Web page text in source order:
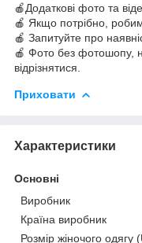
🍎Додаткові фото та
🍎 Якщо потрібно,
🍎 Запитуйте про
🍎 Фото без фотошопу,
відрізнятися.
Приховати
Характеристики
Основні
Виробник
Країна виробник
Розмір жіночого одягу